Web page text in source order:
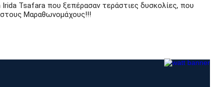
Tsafara που ξεπέρασαν τεράστιες δυσκολίες, που
Μαραθωνομάχους!!!